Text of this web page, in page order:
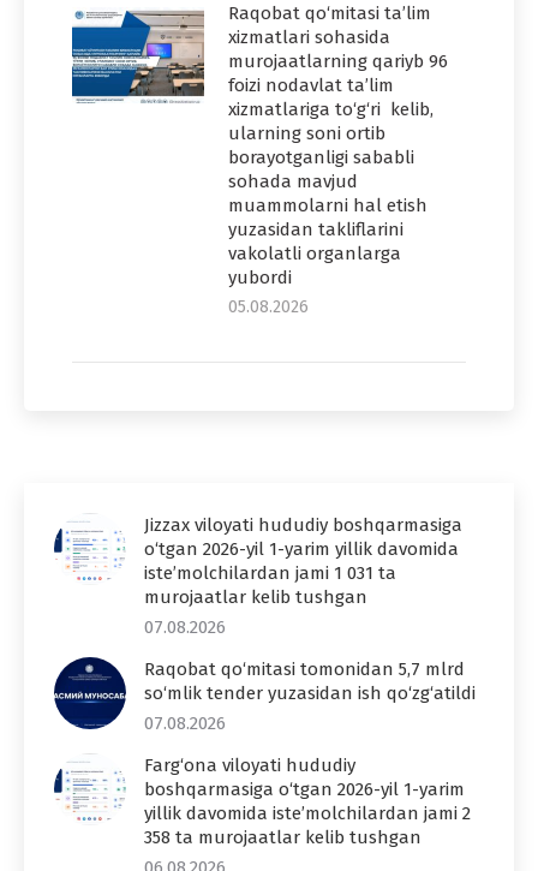
Raqobat qo‘mitasi ta’lim
xizmatlari sohasida
murojaatlarning qariyb 96
foizi nodavlat ta’lim
xizmatlariga to‘g‘ri kelib,
ularning soni ortib
borayotganligi sababli
sohada mavjud
muammolarni hal etish
yuzasidan takliflarini
vakolatli organlarga
yubordi
05.08.2026
Jizzax viloyati hududiy boshqarmasiga
o‘tgan 2026-yil 1-yarim yillik davomida
iste’molchilardan jami 1 031 ta
murojaatlar kelib tushgan
07.08.2026
Raqobat qo‘mitasi tomonidan 5,7 mlrd
so‘mlik tender yuzasidan ish qo‘zg‘atildi
07.08.2026
Farg‘ona viloyati hududiy
boshqarmasiga o‘tgan 2026-yil 1-yarim
yillik davomida iste’molchilardan jami 2
358 ta murojaatlar kelib tushgan